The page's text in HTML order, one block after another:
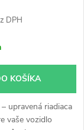
DPH
KOŠÍKA
upravená riadiaca
vaše vozidlo